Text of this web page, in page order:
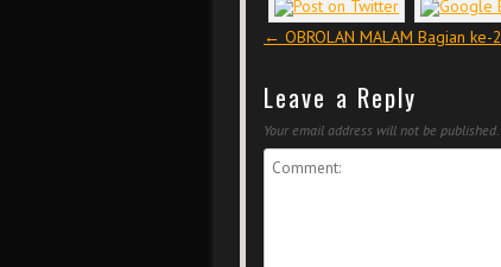
Post navigation
← OBROLAN MALAM Bagian ke-2
Leave a Reply
Your email address will not be published.